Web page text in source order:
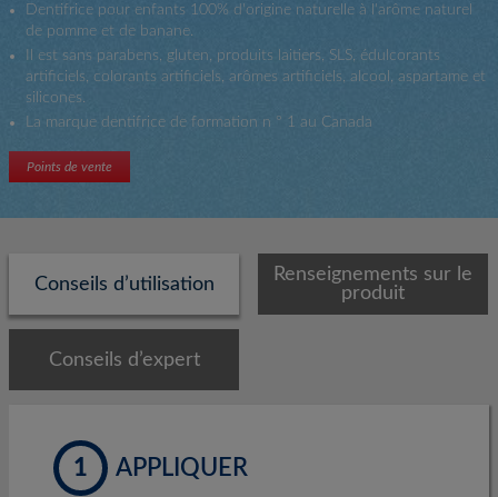
Dentifrice pour enfants 100% d'origine naturelle à l'arôme naturel
de pomme et de banane.
Il est sans parabens, gluten, produits laitiers, SLS, édulcorants
artificiels, colorants artificiels, arômes artificiels, alcool, aspartame et
silicones.
La marque dentifrice de formation n ° 1 au Canada
Points de vente
Conseils d’utilisation
Renseignements sur le
produit
Conseils d’expert
1 APPLIQUER